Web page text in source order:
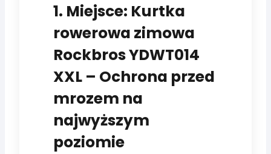
1. Miejsce: Kurtka
rowerowa zimowa
Rockbros YDWT014
XXL – Ochrona przed
mrozem na
najwyższym
poziomie